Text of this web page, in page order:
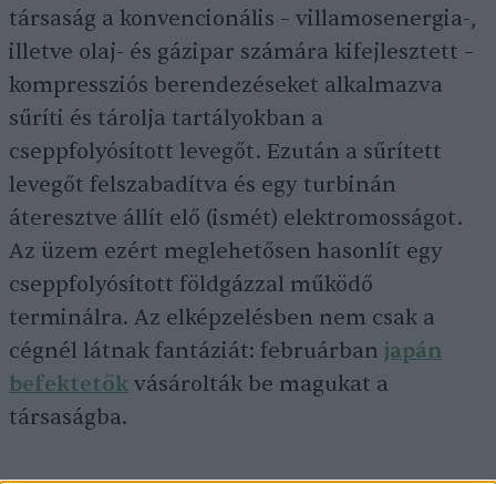
társaság a konvencionális – villamosenergia-,
illetve olaj- és gázipar számára kifejlesztett –
kompressziós berendezéseket alkalmazva
sűríti és tárolja tartályokban a
cseppfolyósított levegőt. Ezután a sűrített
levegőt felszabadítva és egy turbinán
áteresztve állít elő (ismét) elektromosságot.
Az üzem ezért meglehetősen hasonlít egy
cseppfolyósított földgázzal működő
terminálra. Az elképzelésben nem csak a
cégnél látnak fantáziát: februárban japán
befektetők vásárolták be magukat a
társaságba.